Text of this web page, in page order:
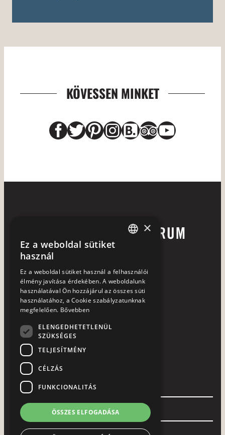
KÖVESSEN MINKET
Facebook
Twitter
Pinterest
Instagram
LinkLink
+36 72 252 113
NTAK azonosító: SZ19000531
HASZNOS LINKEK
RÓLUNK
Kapcsolat
Környezettudatosság
Beruházásaink
Adatvédelmi nyilatkozat
Panaszbejelentés
Pályázatok
×
Ez a weboldal sütiket
használ
Ez a weboldal sütiket használ a felhasználói
élmény javítása érdekében. A weboldalunk
használatával Ön hozzájárul az összes süti
használatához, a Cookie szabályzatunknak
megfelelően. Bővebben
ELENGEDHETETLENÜL
SZÜKSÉGES
TELJESÍTMÉNY
CÉLZÁS
FUNKCIONALITÁS
ÖSSZES ELFOGADÁSA